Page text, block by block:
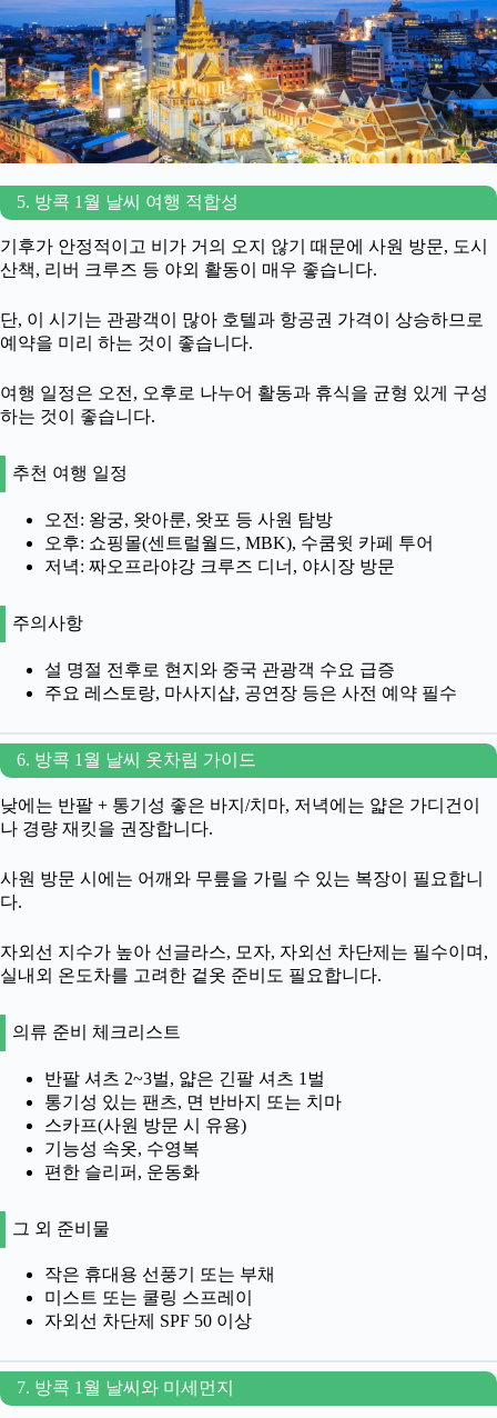
5. 방콕 1월 날씨 여행 적합성
기후가 안정적이고 비가 거의 오지 않기 때문에 사원 방문, 도시
산책, 리버 크루즈 등 야외 활동이 매우 좋습니다.
단, 이 시기는 관광객이 많아 호텔과 항공권 가격이 상승하므로
예약을 미리 하는 것이 좋습니다.
여행 일정은 오전, 오후로 나누어 활동과 휴식을 균형 있게 구성
하는 것이 좋습니다.
추천 여행 일정
오전: 왕궁, 왓아룬, 왓포 등 사원 탐방
오후: 쇼핑몰(센트럴월드, MBK), 수쿰윗 카페 투어
저녁: 짜오프라야강 크루즈 디너, 야시장 방문
주의사항
설 명절 전후로 현지와 중국 관광객 수요 급증
주요 레스토랑, 마사지샵, 공연장 등은 사전 예약 필수
6. 방콕 1월 날씨 옷차림 가이드
낮에는 반팔 + 통기성 좋은 바지/치마, 저녁에는 얇은 가디건이
나 경량 재킷을 권장합니다.
사원 방문 시에는 어깨와 무릎을 가릴 수 있는 복장이 필요합니
다.
자외선 지수가 높아 선글라스, 모자, 자외선 차단제는 필수이며,
실내외 온도차를 고려한 겉옷 준비도 필요합니다.
의류 준비 체크리스트
반팔 셔츠 2~3벌, 얇은 긴팔 셔츠 1벌
통기성 있는 팬츠, 면 반바지 또는 치마
스카프(사원 방문 시 유용)
기능성 속옷, 수영복
편한 슬리퍼, 운동화
그 외 준비물
작은 휴대용 선풍기 또는 부채
미스트 또는 쿨링 스프레이
자외선 차단제 SPF 50 이상
7. 방콕 1월 날씨와 미세먼지